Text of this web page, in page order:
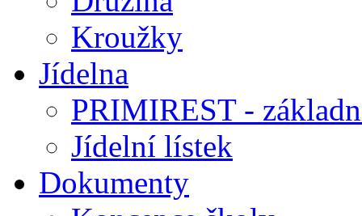
Kroužky
Jídelna
PRIMIREST -
Jídelní lístek
Dokumenty